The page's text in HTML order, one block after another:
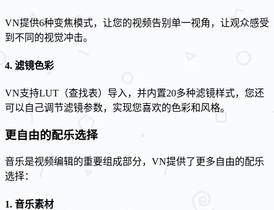
VN提供6种变焦模式，让您的视频告别单一视角，让观众感受
到不同的视觉冲击。
4. 滤镜色彩
VN支持LUT（查找表）导入，并内置20多种滤镜样式，您还
可以自己调节滤镜参数，实现您喜欢的色彩和风格。
更自由的配乐选择
音乐是视频编辑的重要组成部分，VN提供了更多自由的配乐
选择：
1. 音乐素材